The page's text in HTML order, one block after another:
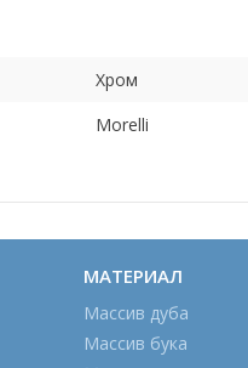
Хром
Morelli
МАТЕРИАЛ
Массив дуба
Массив бука